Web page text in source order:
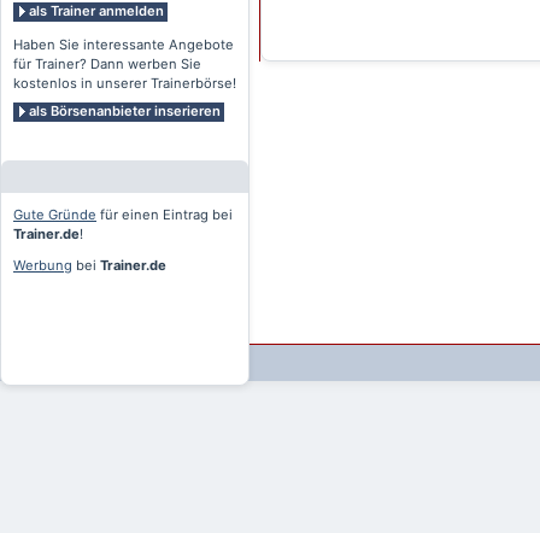
als Trainer anmelden
Haben Sie interessante Angebote
für Trainer? Dann werben Sie
kostenlos in unserer Trainerbörse!
als Börsenanbieter inserieren
Gute Gründe für einen Eintrag bei
Trainer.de!
Werbung bei Trainer.de